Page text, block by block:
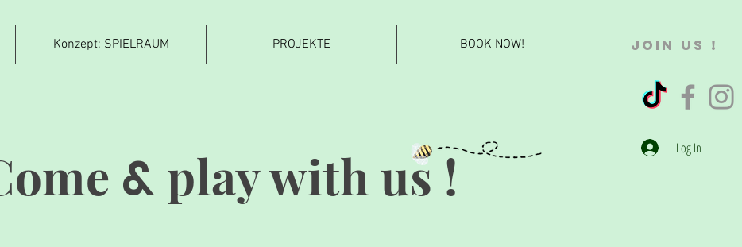
Konzept: SPIELRAUM PROJEKTE BOOK NOW! JOIN US !
Log In
& play with us !